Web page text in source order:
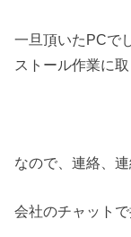
一旦頂いたPCで
ストール作業に
なので、連絡、連
会社のチャット